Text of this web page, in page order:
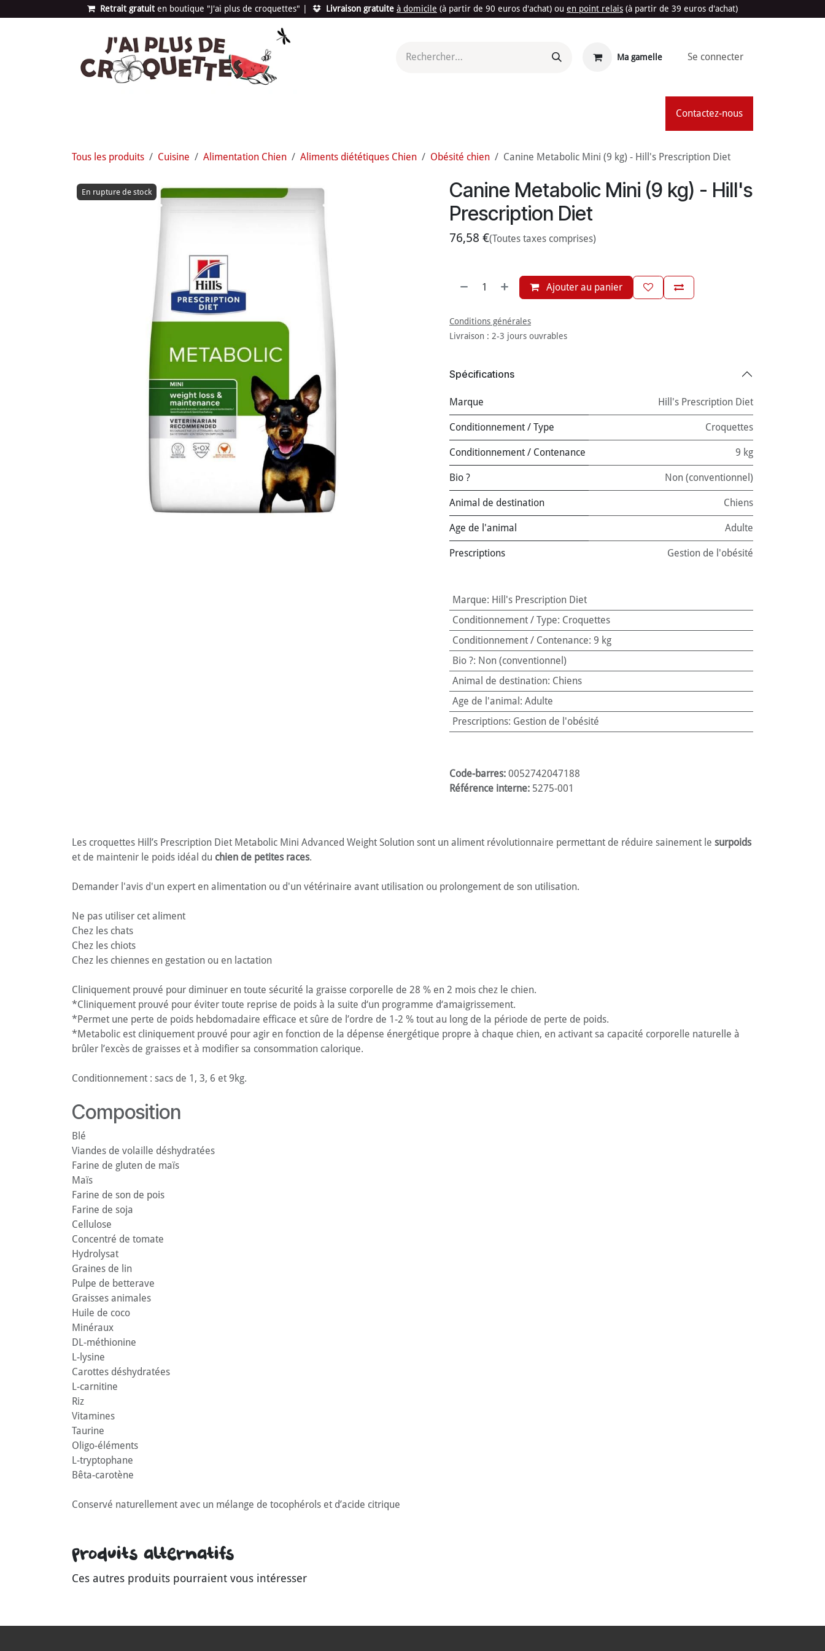
Se rendre au contenu Retrait gratuit en bou​​​​​​tique "J'ai plus de croquettes" Livraison gratuite à domicile (à partir de 90 euros d'achat) ou en point relais (à partir de 39 euros d'achat)
Ma gamelle Se connecter
Contactez-nous
Tous les produits Cuisine Alimentation Chien Aliments diététiques Chien Obésité chien Canine Metabolic Mini (9 kg) - Hill's Prescription Diet
En rupture de stock
Canine Metabolic Mini (9 kg) - Hill's
Prescription Diet
76,58 €(Toutes taxes comprises)
Ajouter au panier
Conditions générales
Livraison : 2-3 jours ouvrables
Spécifications
Marque Hill's Prescription Diet
Conditionnement / Type Croquettes
Conditionnement / Contenance 9 kg
Bio ? Non (conventionnel)
Animal de destination Chiens
Age de l'animal Adulte
Prescriptions Gestion de l'obésité
Marque: Hill's Prescription Diet
Conditionnement / Type: Croquettes
Conditionnement / Contenance: 9 kg
Bio ?: Non (conventionnel)
Animal de destination: Chiens
Age de l'animal : Adulte
Prescriptions: Gestion de l'obésité
Code-barres: 0052742047188
Référence interne: 5275-001
Les croquettes Hill’s Prescription Diet Metabolic Mini Advanced Weight Solution sont un aliment révolutionnaire permettant de réduire sainement le surpoids
et de maintenir le poids idéal du chien de petites races.
Demander l'avis d'un expert en alimentation ou d'un vétérinaire avant utilisation ou prolongement de son utilisation.
Ne pas utiliser cet aliment
Chez les chats
Chez les chiots
Chez les chiennes en gestation ou en lactation
Cliniquement prouvé pour diminuer en toute sécurité la graisse corporelle de 28 % en 2 mois chez le chien.
*Cliniquement prouvé pour éviter toute reprise de poids à la suite d‘un programme d‘amaigrissement.
*Permet une perte de poids hebdomadaire efficace et sûre de l’ordre de 1-2 % tout au long de la période de perte de poids.
*Metabolic est cliniquement prouvé pour agir en fonction de la dépense énergétique propre à chaque chien, en activant sa capacité corporelle naturelle à
brûler l’excès de graisses et à modifier sa consommation calorique.
Conditionnement : sacs de 1, 3, 6 et 9kg.
Composition
Blé
Viandes de volaille déshydratées
Farine de gluten de maïs
Maïs
Farine de son de pois
Farine de soja
Cellulose
Concentré de tomate
Hydrolysat
Graines de lin
Pulpe de betterave
Graisses animales
Huile de coco
Minéraux
DL-méthionine
L-lysine
Carottes déshydratées
L-carnitine
Riz
Vitamines
Taurine
Oligo-éléments
L-tryptophane
Bêta-carotène
Conservé naturellement avec un mélange de tocophérols et d’acide citrique
Produits alternatifs
Ces autres produits pourraient vous intéresser